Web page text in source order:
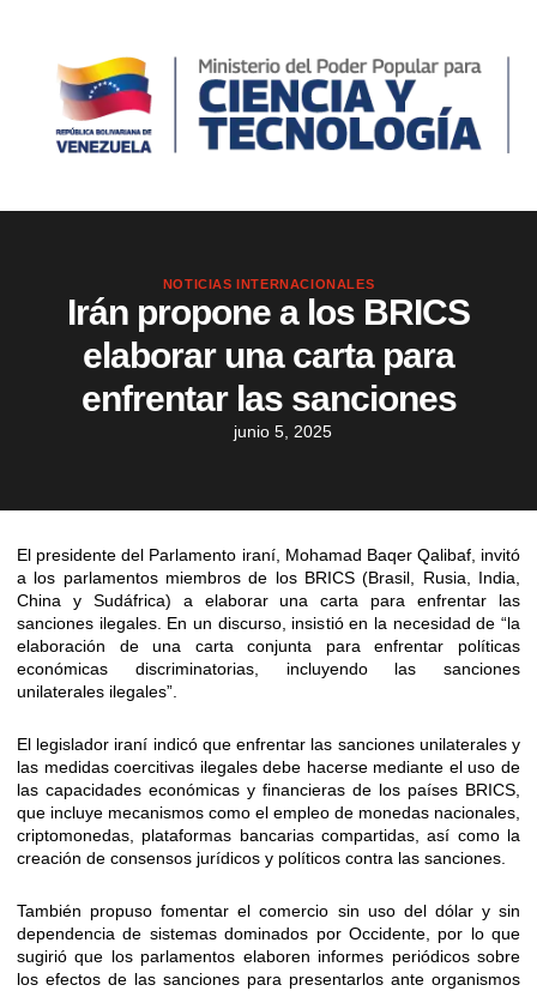
NOTICIAS INTERNACIONALES
Irán propone a los BRICS
elaborar una carta para
enfrentar las sanciones
junio 5, 2025
El presidente del Parlamento iraní, Mohamad Baqer Qalibaf, invitó
a los parlamentos miembros de los BRICS (Brasil, Rusia, India,
China y Sudáfrica) a elaborar una carta para enfrentar las
sanciones ilegales. En un discurso, insistió en la necesidad de “la
elaboración de una carta conjunta para enfrentar políticas
económicas discriminatorias, incluyendo las sanciones
unilaterales ilegales”.
El legislador iraní indicó que enfrentar las sanciones unilaterales y
las medidas coercitivas ilegales debe hacerse mediante el uso de
las capacidades económicas y financieras de los países BRICS,
que incluye mecanismos como el empleo de monedas nacionales,
criptomonedas, plataformas bancarias compartidas, así como la
creación de consensos jurídicos y políticos contra las sanciones.
También propuso fomentar el comercio sin uso del dólar y sin
dependencia de sistemas dominados por Occidente, por lo que
sugirió que los parlamentos elaboren informes periódicos sobre
los efectos de las sanciones para presentarlos ante organismos